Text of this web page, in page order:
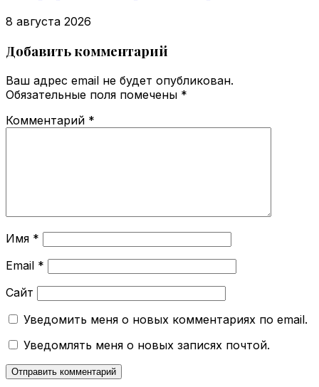
8 августа 2026
Добавить комментарий
Ваш адрес email не будет опубликован.
Обязательные поля помечены *
Комментарий *
Имя *
Email *
Сайт
Уведомить меня о новых комментариях по email.
Уведомлять меня о новых записях почтой.